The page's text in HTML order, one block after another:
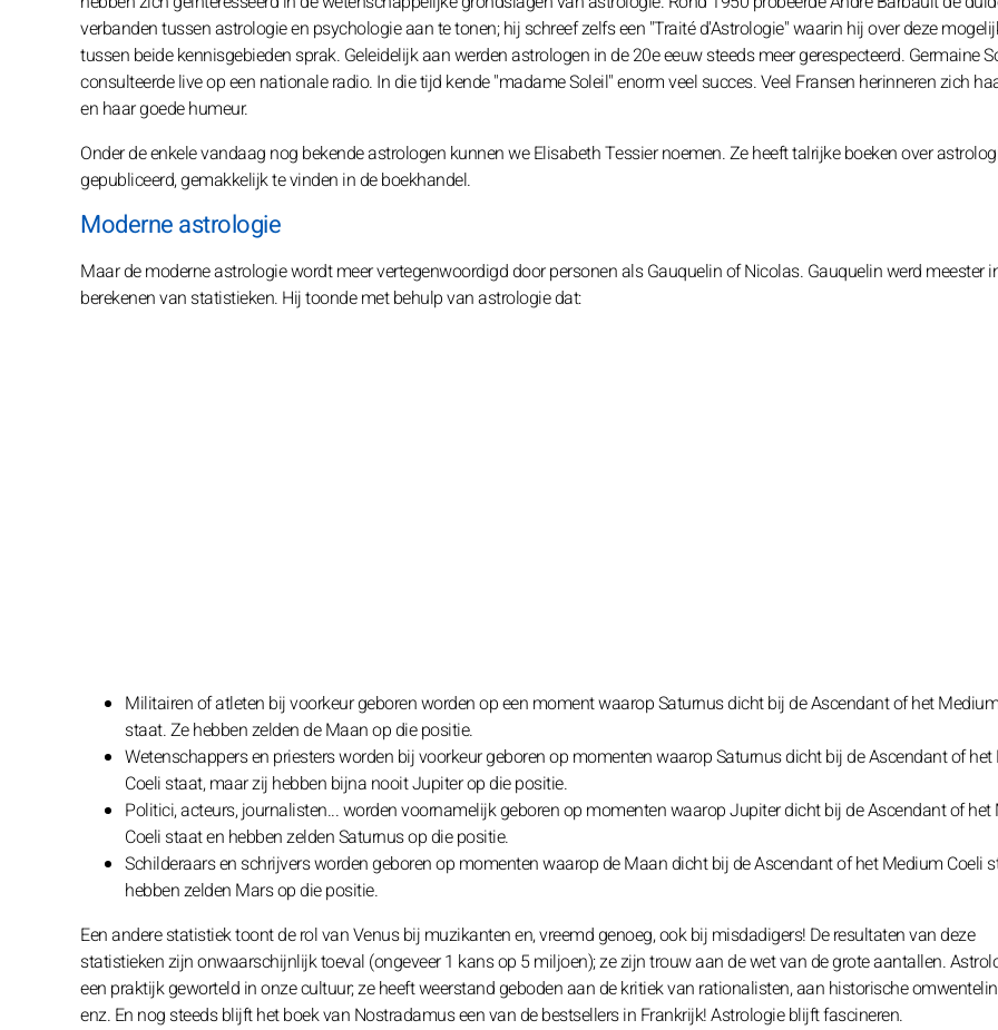
verbanden tussen astrologie en psychologie aan te tonen; hij schreef zelfs een "Traité d'Astrologie" waarin hij over deze
tussen beide kennisgebieden sprak. Geleidelijk aan werden astrologen in de 20e eeuw steeds meer gerespecteerd. Germaine
consulteerde live op een nationale radio. In die tijd kende "madame Soleil" enorm veel succes. Veel Fransen herinneren zich
en haar goede humeur.
Onder de enkele vandaag nog bekende astrologen kunnen we Elisabeth Tessier noemen. Ze heeft talrijke boeken over
gepubliceerd, gemakkelijk te vinden in de boekhandel.
Moderne astrologie
Maar de moderne astrologie wordt meer vertegenwoordigd door personen als Gauquelin of Nicolas. Gauquelin werd meester
berekenen van statistieken. Hij toonde met behulp van astrologie dat:
Militairen of atleten bij voorkeur geboren worden op een moment waarop Saturnus dicht bij de Ascendant of het
staat. Ze hebben zelden de Maan op die positie.
Wetenschappers en priesters worden bij voorkeur geboren op momenten waarop Saturnus dicht bij de Ascendant of
Coeli staat, maar zij hebben bijna nooit Jupiter op die positie.
Politici, acteurs, journalisten... worden voornamelijk geboren op momenten waarop Jupiter dicht bij de Ascendant of
Coeli staat en hebben zelden Saturnus op die positie.
Schilderaars en schrijvers worden geboren op momenten waarop de Maan dicht bij de Ascendant of het Medium Coeli
hebben zelden Mars op die positie.
Een andere statistiek toont de rol van Venus bij muzikanten en, vreemd genoeg, ook bij misdadigers! De resultaten van deze
statistieken zijn onwaarschijnlijk toeval (ongeveer 1 kans op 5 miljoen); ze zijn trouw aan de wet van de grote aantallen.
een praktijk geworteld in onze cultuur; ze heeft weerstand geboden aan de kritiek van rationalisten, aan historische
enz. En nog steeds blijft het boek van Nostradamus een van de bestsellers in Frankrijk! Astrologie blijft fascineren.